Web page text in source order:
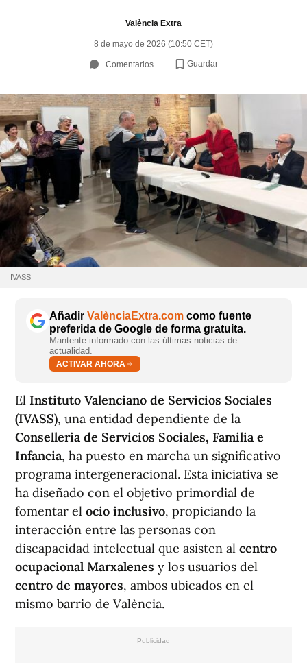
València Extra
8 de mayo de 2026 (10:50 CET)
Comentarios Guardar
IVASS
Añadir ValènciaExtra.com como fuente
preferida de Google de forma gratuita.
Mantente informado con las últimas noticias de
actualidad.
ACTIVAR AHORA
El Instituto Valenciano de Servicios Sociales
(IVASS), una entidad dependiente de la
Conselleria de Servicios Sociales, Familia e
Infancia, ha puesto en marcha un significativo
programa intergeneracional. Esta iniciativa se
ha diseñado con el objetivo primordial de
fomentar el ocio inclusivo, propiciando la
interacción entre las personas con
discapacidad intelectual que asisten al centro
ocupacional Marxalenes y los usuarios del
centro de mayores, ambos ubicados en el
mismo barrio de València.